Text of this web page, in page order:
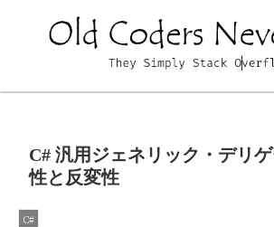
C# 汎用ジェネリック・デリ
性と反変性
C#